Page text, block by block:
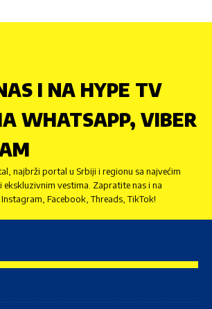
I NA HYPE TV
WHATSAPP, VIBER
najbrži portal u Srbiji i regionu sa najvećim
vestima. Zapratite nas i na
Facebook, Threads, TikTok!